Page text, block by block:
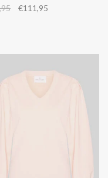
€111,95